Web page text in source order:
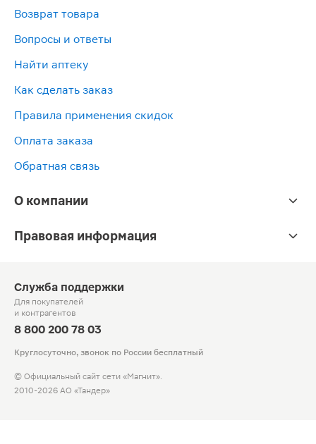
Возврат товара
Вопросы и ответы
Найти аптеку
Как сделать заказ
Правила применения скидок
Оплата заказа
Обратная связь
О компании
Правовая информация
Служба поддержки
Для покупателей
и контрагентов
8 800 200 78 03
Круглосуточно, звонок по России бесплатный
© Официальный сайт сети «Магнит».
2010-2026 АО «Тандер»